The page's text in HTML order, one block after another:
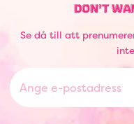
DON'T
Se då till att